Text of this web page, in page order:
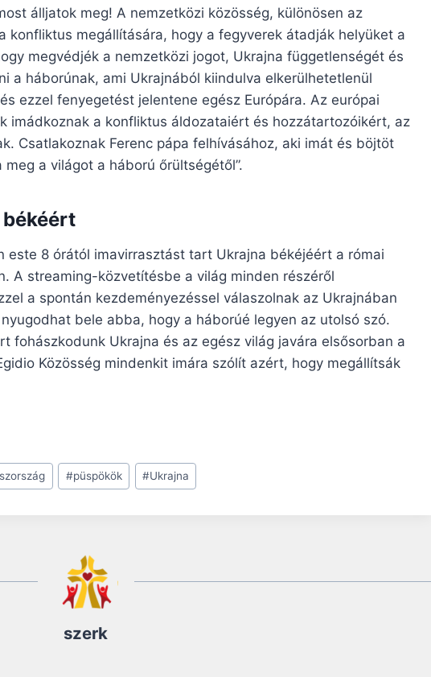
álljatok meg! A nemzetközi közösség, különösen az
konfliktus megállítására, hogy a fegyverek átadják helyüket a
megvédjék a nemzetközi jogot, Ukrajna függetlenségét és
a háborúnak, ami Ukrajnából kiindulva elkerülhetetlenül
ezzel fenyegetést jelentene egész Európára. Az európai
imádkoznak a konfliktus áldozataiért és hozzátartozóikért, az
Csatlakoznak Ferenc pápa felhívásához, aki imát és böjtöt
a világot a háború őrültségétől”.
este 8 órától imavirrasztást tart Ukrajna békéjéért a római
A streaming-közvetítésbe a világ minden részéről
a spontán kezdeményezéssel válaszolnak az Ukrajnában
bele abba, hogy a háborúé legyen az utolsó szó.
fohászkodunk Ukrajna és az egész világ javára elsősorban a
Közösség mindenkit imára szólít azért, hogy megállítsák
#püspökök #Ukrajna
szerk